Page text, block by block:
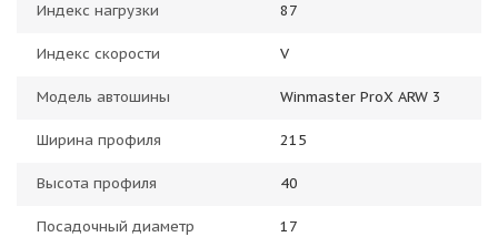
Индекс нагрузки 87
Индекс скорости V
Модель автошины Winmaster ProX ARW 3
Ширина профиля 215
Высота профиля 40
Посадочный диаметр 17